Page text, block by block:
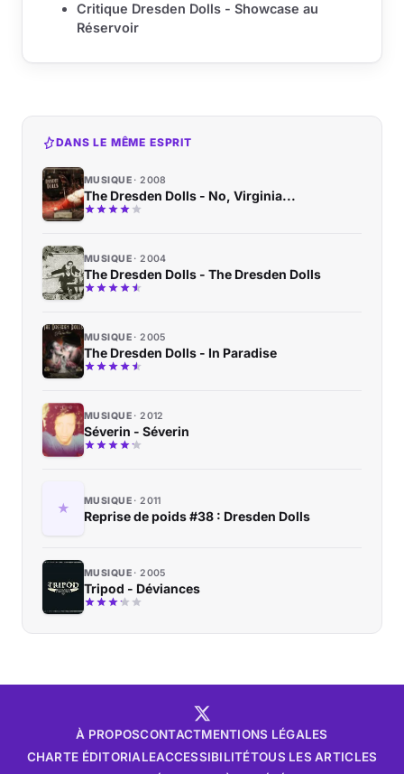
Critique Dresden Dolls - Showcase au
Réservoir
DANS LE MÊME ESPRIT
MUSIQUE 2008
The Dresden Dolls - No, Virginia...
MUSIQUE 2004
The Dresden Dolls - The Dresden Dolls
MUSIQUE 2005
The Dresden Dolls - In Paradise
MUSIQUE 2012
Séverin - Séverin
MUSIQUE 2011
Reprise de poids #38 : Dresden Dolls
MUSIQUE 2005
Tripod - Déviances
À PROPOSCONTACTMENTIONS LÉGALES
CHARTE ÉDITORIALEACCESSIBILITÉTOUS LES ARTICLES